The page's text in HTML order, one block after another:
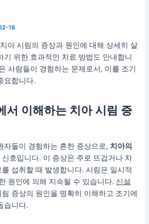
16
아 시림의 증상과 원인에 대해 상세히 살
기 위한 효과적인 치료 방법도 안내합니
사람들이 경험하는 문제로서, 이를 조기
요합니다.
서 이해하는 치아 시림 증
자들이 경험하는 흔한 증상으로,치아의
호입니다. 이 증상은 주로 뜨겁거나 차
섭취할 때 발생합니다. 시림은 일시적
원인에 의해 지속될 수 있습니다. 신설
증상의 원인을 명확히 이해하고 조기에
습니다.